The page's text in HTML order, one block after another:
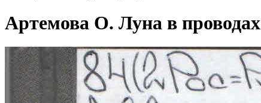
Артемова О. Луна в проводах